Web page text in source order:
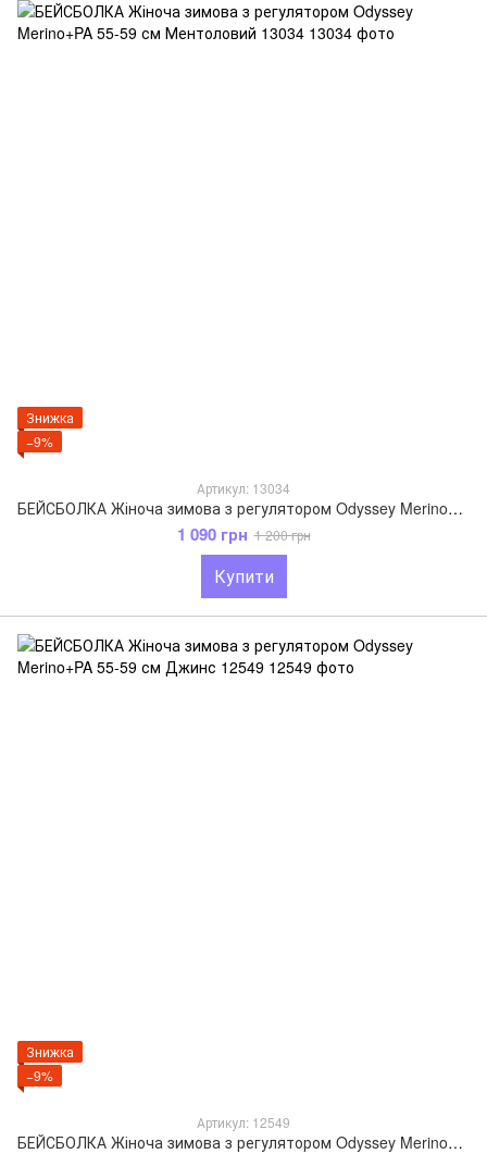
Знижка
−9%
Артикул: 13034
БЕЙСБОЛКА Жіноча зимова з регулятором Odyssey Merino+PA 55-59 см Ментоловий 13034
1 090 грн 1 200 грн
Купити
Знижка
−9%
Артикул: 12549
БЕЙСБОЛКА Жіноча зимова з регулятором Odyssey Merino+PA 55-59 см Джинс 12549